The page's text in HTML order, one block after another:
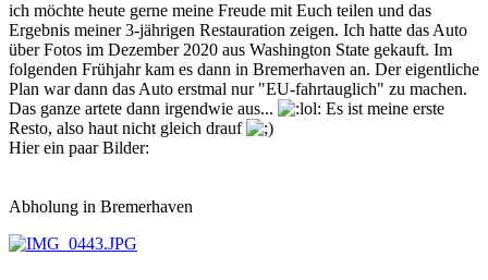
ich möchte heute gerne meine Freude mit Euch teilen und das
Ergebnis meiner 3-jährigen Restauration zeigen. Ich hatte das Auto
über Fotos im Dezember 2020 aus Washington State gekauft. Im
folgenden Frühjahr kam es dann in Bremerhaven an. Der eigentliche
Plan war dann das Auto erstmal nur "EU-fahrtauglich" zu machen.
Das ganze artete dann irgendwie aus...
Es ist meine erste
Resto, also haut nicht gleich drauf
Hier ein paar Bilder:
Abholung in Bremerhaven